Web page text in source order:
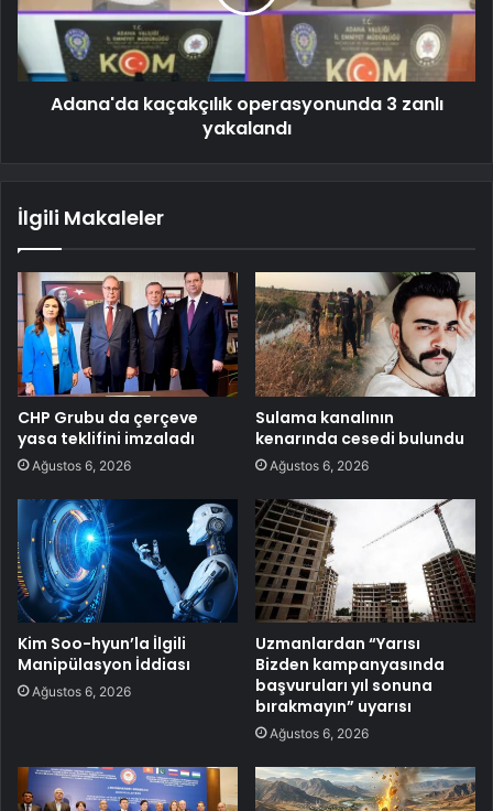
Adana'da kaçakçılık operasyonunda 3 zanlı
yakalandı
İlgili Makaleler
CHP Grubu da çerçeve
yasa teklifini imzaladı
Ağustos 6, 2026
Sulama kanalının
kenarında cesedi bulundu
Ağustos 6, 2026
Kim Soo-hyun’la İlgili
Manipülasyon İddiası
Ağustos 6, 2026
Uzmanlardan “Yarısı
Bizden kampanyasında
başvuruları yıl sonuna
bırakmayın” uyarısı
Ağustos 6, 2026